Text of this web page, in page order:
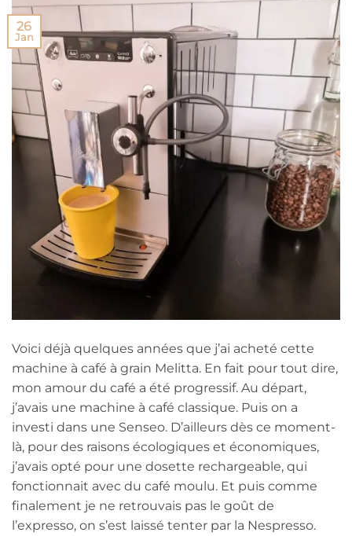
26
Jan
Voici déjà quelques années que j’ai acheté cette
machine à café à grain Melitta. En fait pour tout dire,
mon amour du café a été progressif. Au départ,
j’avais une machine à café classique. Puis on a
investi dans une Senseo. D’ailleurs dès ce moment-
là, pour des raisons écologiques et économiques,
j’avais opté pour une dosette rechargeable, qui
fonctionnait avec du café moulu. Et puis comme
finalement je ne retrouvais pas le goût de
l’expresso, on s’est laissé tenter par la Nespresso.